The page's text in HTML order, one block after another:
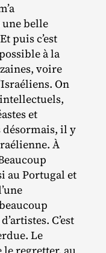
une belle
puis c’est
à la
voire
On
et
il y
À
au Portugal et
C’est
Le